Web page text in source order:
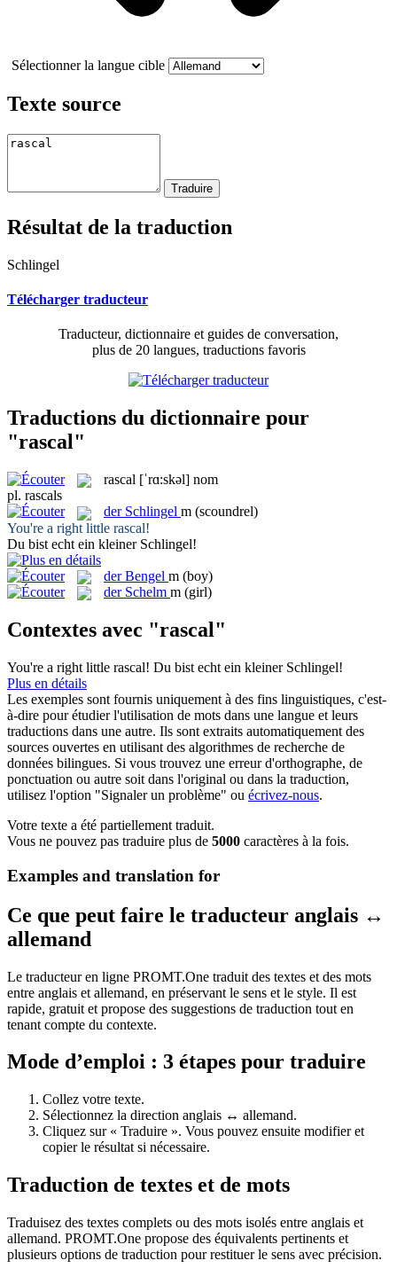
Sélectionner la langue cible
Texte source
Résultat de la traduction
Schlingel
Télécharger traducteur
Traducteur, dictionnaire et guides de conversation,
plus de 20 langues, traductions favoris
Traductions du dictionnaire pour
"rascal"
rascal [ˈrɑ:skəl] nom
pl. rascals
der Schlingel m (scoundrel)
You're a right little rascal!
Du bist echt ein kleiner Schlingel!
derBengel m (boy)
der Schelm m (girl)
Contextes avec "rascal"
You're a right little rascal! Du bist echt ein kleiner Schlingel!
Plus en détails
Les exemples sont fournis uniquement à des fins linguistiques, c'est-
à-dire pour étudier l'utilisation de mots dans une langue et leurs
traductions dans une autre. Ils sont extraits automatiquement des
sources ouvertes en utilisant des algorithmes de recherche de
données bilingues. Si vous trouvez une erreur d'orthographe, de
ponctuation ou autre soit dans l'original ou dans la traduction,
utilisez l'option "Signaler un problème" ou écrivez-nous.
Votre texte a été partiellement traduit.
Vous ne pouvez pas traduire plus de 5000 caractères à la fois.
Examples and translation for
Ce que peut faire le traducteur anglais ↔
allemand
Le traducteur en ligne PROMT.One traduit des textes et des mots
entre anglais et allemand, en préservant le sens et le style. Il est
rapide, gratuit et propose des suggestions de traduction tout en
tenant compte du contexte.
Mode d’emploi : 3 étapes pour traduire
Collez votre texte.
Sélectionnez la direction anglais ↔ allemand.
Cliquez sur « Traduire ». Vous pouvez ensuite modifier et
copier le résultat si nécessaire.
Traduction de textes et de mots
Traduisez des textes complets ou des mots isolés entre anglais et
allemand. PROMT.One propose des équivalents pertinents et
plusieurs options de traduction pour restituer le sens avec précision.